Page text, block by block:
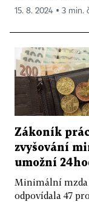
15. 8. 2024 ▪ 3 min.
Zákoník
zvyšování
umožní
Minimální mzda
odpovídala 47